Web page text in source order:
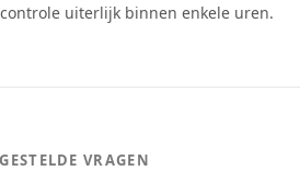
uiterlijk binnen enkele uren.
VRAGEN